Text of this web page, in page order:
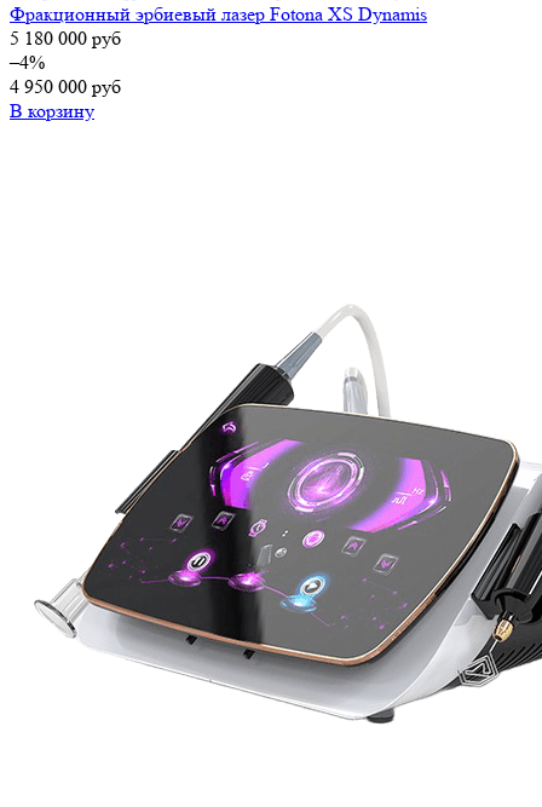
Фракционный эрбиевый лазер Fotona XS Dynamis
5 180 000 руб
–4%
4 950 000 руб
В корзину